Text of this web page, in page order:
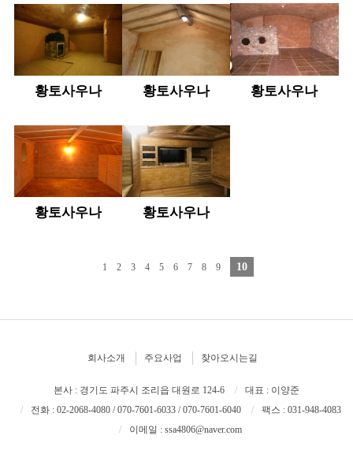
황토사우나 황토사우나 황토사우나
황토사우나 황토사우나
1 2 3 4 5 6 7 8 9 10
회사소개 주요사업 찾아오시는길
본사 : 경기도 파주시 조리읍 대원로 124-6
대표 : 이양준
전화 : 02-2068-4080 / 070-7601-6033 / 070-7601-6040
팩스 : 031-948-4083
이메일 : ssa4806@naver.com